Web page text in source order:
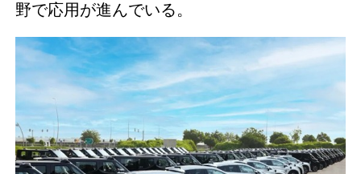
野で応用が進んでいる。